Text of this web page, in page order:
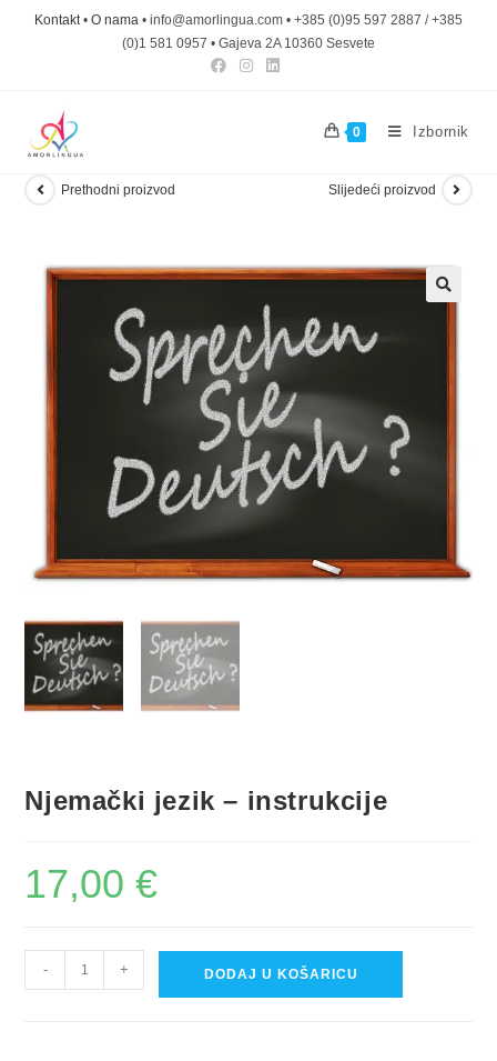
Kontakt• O nama • info@amorlingua.com • +385 (0)95 597 2887 / +385
(0)1 581 0957 • Gajeva 2A 10360 Sesvete
0 Izbornik
Prethodni proizvod Slijedeći proizvod
Njemački jezik – instrukcije
17,00€
- + DODAJ U KOŠARICU